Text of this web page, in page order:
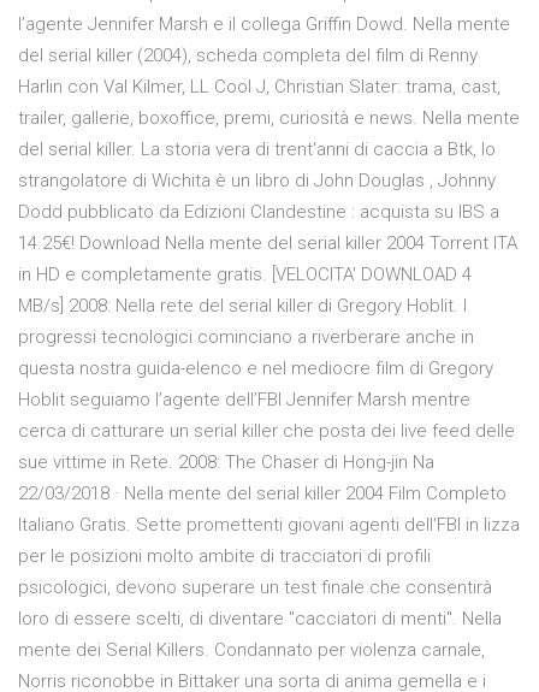
l’agente Jennifer Marsh e il collega Griffin Dowd. Nella mente
del serial killer (2004), scheda completa del film di Renny
Harlin con Val Kilmer, LL Cool J, Christian Slater: trama, cast,
trailer, gallerie, boxoffice, premi, curiosità e news. Nella mente
del serial killer. La storia vera di trent'anni di caccia a Btk, lo
strangolatore di Wichita è un libro di John Douglas , Johnny
Dodd pubblicato da Edizioni Clandestine : acquista su IBS a
14.25€! Download Nella mente del serial killer 2004 Torrent ITA
in HD e completamente gratis. [VELOCITA' DOWNLOAD 4
MB/s] 2008: Nella rete del serial killer di Gregory Hoblit. I
progressi tecnologici cominciano a riverberare anche in
questa nostra guida-elenco e nel mediocre film di Gregory
Hoblit seguiamo l’agente dell’FBI Jennifer Marsh mentre
cerca di catturare un serial killer che posta dei live feed delle
sue vittime in Rete. 2008: The Chaser di Hong-jin Na
22/03/2018 · Nella mente del serial killer 2004 Film Completo
Italiano Gratis. Sette promettenti giovani agenti dell'FBI in lizza
per le posizioni molto ambite di tracciatori di profili
psicologici, devono superare un test finale che consentirà
loro di essere scelti, di diventare "cacciatori di menti". Nella
mente dei Serial Killers. Condannato per violenza carnale,
Norris riconobbe in Bittaker una sorta di anima gemella e i